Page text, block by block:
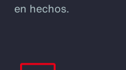
en hechos.